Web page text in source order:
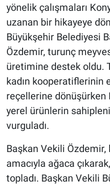
yönelik çalışmaları
uzanan bir hikayeye
Büyükşehir Belediyesi
Özdemir, turunç
üretimine destek oldu.
kadın kooperatiflerinin
reçellerine dönüşürken
yerel ürünlerin
vurguladı.
Başkan Vekili
amacıyla ağaca
topladı. Başkan Vekili